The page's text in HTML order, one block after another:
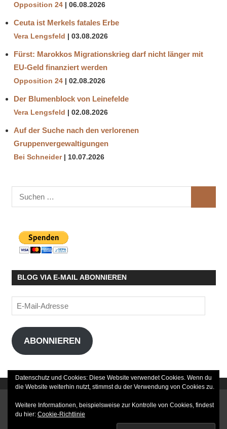
Opposition 24 06.08.2026
Ceuta ist Merkels fatales Erbe
Vera Lengsfeld 03.08.2026
Fürst: Marokkos Migrationskrieg darf nicht länger mit
EU-Geld finanziert werden
Opposition 24 02.08.2026
Der Blumenblock von Leinefelde
Vera Lengsfeld 02.08.2026
Auf der Suche nach den verlorenen
Gruppenvergewaltigungen
Bei Schneider 10.07.2026
Suchen
nach:
BLOG VIA E-MAIL ABONNIEREN
E-
Mail-
Adresse
ABONNIEREN
Datenschutz und Cookies: Diese Website verwendet Cookies. Wenn du
die Website weiterhin nutzt, stimmst du der Verwendung von Cookies zu.
Weitere Informationen, beispielsweise zur Kontrolle von Cookies, findest
du hier: Cookie-Richtlinie